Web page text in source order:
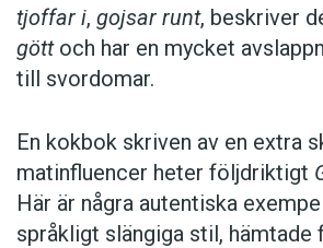
tjoffar i, gojsar runt, beskriver
göttoch har en mycket
till svordomar.
En kokbok ­skriven av en extra
matinfluencer heter följd­riktigt
Här är några autentiska
språkligt slängiga stil, ­hämtade